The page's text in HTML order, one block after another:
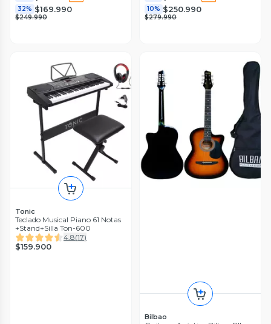
32% $169.990
$249.990
10% $250.990
$279.990
Tonic
Teclado Musical Piano 61 Notas
+Stand+Silla Ton-600
4.8(17)
$159.900
Bilbao